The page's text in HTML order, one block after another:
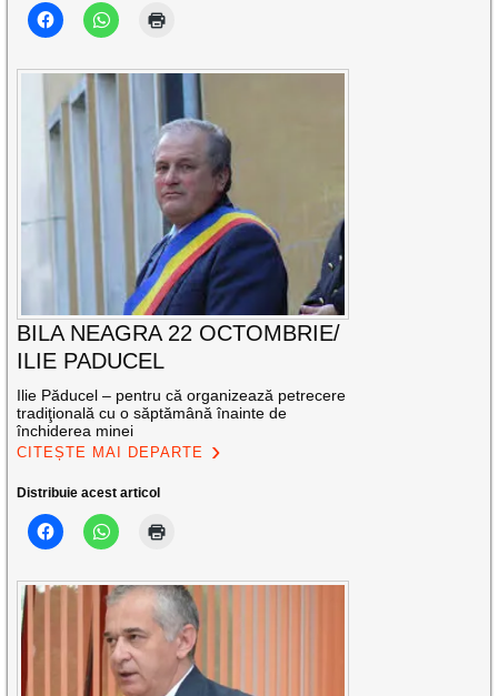
BILA NEAGRA 22 OCTOMBRIE/
ILIE PADUCEL
Ilie Păducel – pentru că organizează petrecere
tradiţională cu o săptămână înainte de
închiderea minei
CITEȘTE MAI DEPARTE
Distribuie acest articol